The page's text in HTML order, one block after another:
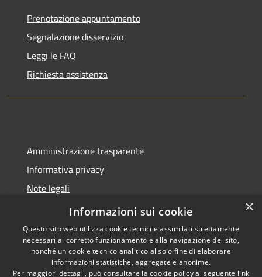
Prenotazione appuntamento
Segnalazione disservizio
Leggi le FAQ
Richiesta assistenza
Amministrazione trasparente
Informativa privacy
Note legali
Dichiarazione di accessibilità
Copyright © 2026 • Comune di
×
Informazioni sui cookie
Questo sito web utilizza cookie tecnici e assimilati strettamente
necessari al corretto funzionamento e alla navigazione del sito,
nonché un cookie tecnico analitico al solo fine di elaborare
informazioni statistiche, aggregate e anonime.
Per maggiori dettagli, può consultare la cookie policy al seguente link